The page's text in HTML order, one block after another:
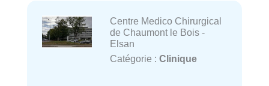
Centre Medico Chirurgical
de Chaumont le Bois -
Elsan
Catégorie : Clinique